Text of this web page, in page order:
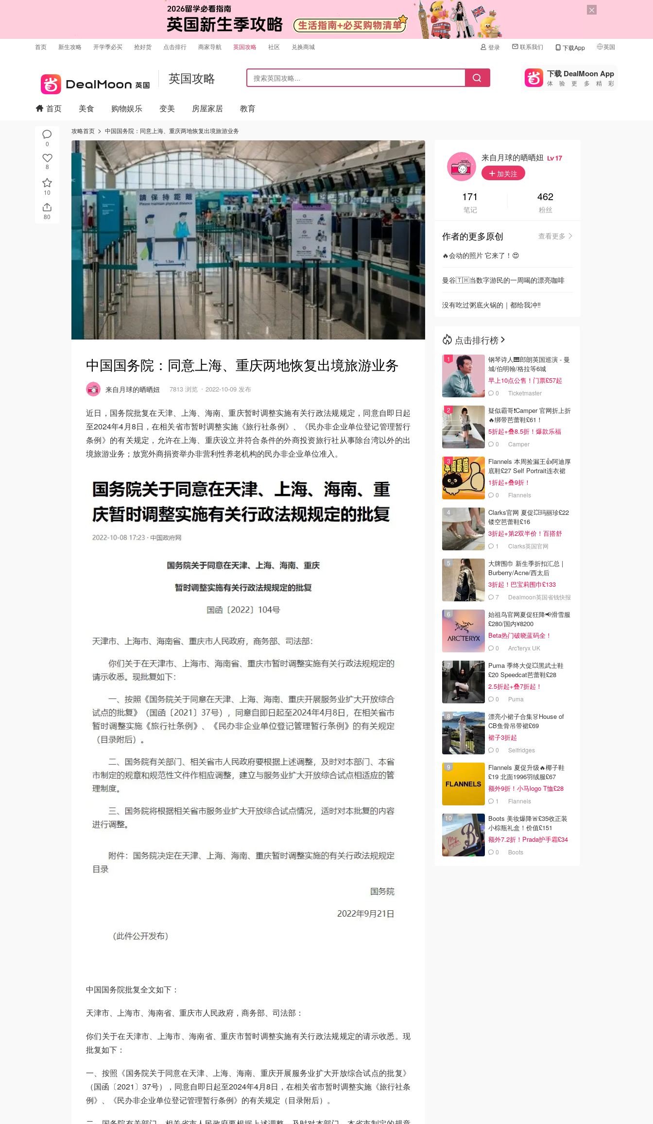
首页 新生攻略 开学季必买 抢好货 点击排行 商家导航 英国攻略 社区 兑换商城 登录 联系我们 下载App 英国
🇺🇸
🇨🇳 中国
🇩🇪
🇮🇹
🇦🇺
🇳🇿新西兰
英国攻略 下载 DealMoon App
体验更多精彩
0
8
10
80
首页 美食 购物娱乐 变美 房屋家居 教育
攻略首页 中国国务院：同意上海、重庆两地恢复出境旅游业务
中国国务院：同意上海、重庆两地恢复出境旅游业务
来自月球的晒晒妞 7813 浏览 2022-10-09 发布
近日，国务院批复在天津、上海、海南、重庆暂时调整实施有关行政法规规定，同意自即日起
至2024年4月8日，在相关省市暂时调整实施《旅行社条例》、《民办非企业单位登记管理暂行
条例》的有关规定，允许在上海、重庆设立并符合条件的外商投资旅行社从事除台湾以外的出
境旅游业务；放宽外商捐资举办非营利性养老机构的民办非企业单位准入。
中国国务院批复全文如下：
天津市、上海市、海南省、重庆市人民政府，商务部、司法部：
你们关于在天津市、上海市、海南省、重庆市暂时调整实施有关行政法规规定的请示收悉。现
批复如下：
一、按照《国务院关于同意在天津、上海、海南、重庆开展服务业扩大开放综合试点的批复》
（国函〔2021〕37号），同意自即日起至2024年4月8日，在相关省市暂时调整实施《旅行社条
例》、《民办非企业单位登记管理暂行条例》的有关规定（目录附后）。
来自月球的晒晒妞 17
加关注
171
笔记
462
粉丝
作者的更多原创
查看更多
🔥会动的照片 它来了！😍
曼谷🇹🇭当数字游民的一周喝的漂亮咖啡
没有吃过粥底火锅的｜都给我冲‼️
点击排行榜
钢琴诗人🎹郎朗英国巡演 - 曼
城/伯明翰/格拉等6城
早上10点公售！门票£57起
0 Ticketmaster
疑似霸哥❗️Camper 官网折上折
🔥绑带芭蕾鞋£61！
5折起+叠8.5折！爆款乐福
£68！
0 Camper
Flannels 本周捡漏王👍阿迪厚
底鞋£27 Self Portrait连衣裙
£63
1折起+叠9折！
0 Flannels
Clarks官网 夏促💥玛丽珍£22
镂空芭蕾鞋£16
3折起+第2双半价！百搭舒
服！1 Clarks英国官网
大牌围巾 新生季折扣汇总 |
Burberry/Acne/西太后
3折起！巴宝莉围巾£133
7 Dealmoon英国省钱快报
始祖鸟官网夏促狂降📢滑雪服
£280/国内¥8200
Beta热门破晓蓝码全！
0 Arc'teryx UK
Puma 季终大促💥黑武士鞋
£20 Speedcat芭蕾鞋£28
2.5折起+叠7折起！
0 Puma
漂亮小裙子合集👗House of
CB鱼骨吊带裙£69
裙子3折起
0 Selfridges
Flannels 夏促升级🔥椰子鞋
£19 北面1996羽绒服£67
额外9折！小马logo T恤£28
1 Flannels
Boots 美妆爆降🚨£35收正装
小棕瓶礼盒！价值£151
额外7.2折！Prada护手霜£34
0 Boots